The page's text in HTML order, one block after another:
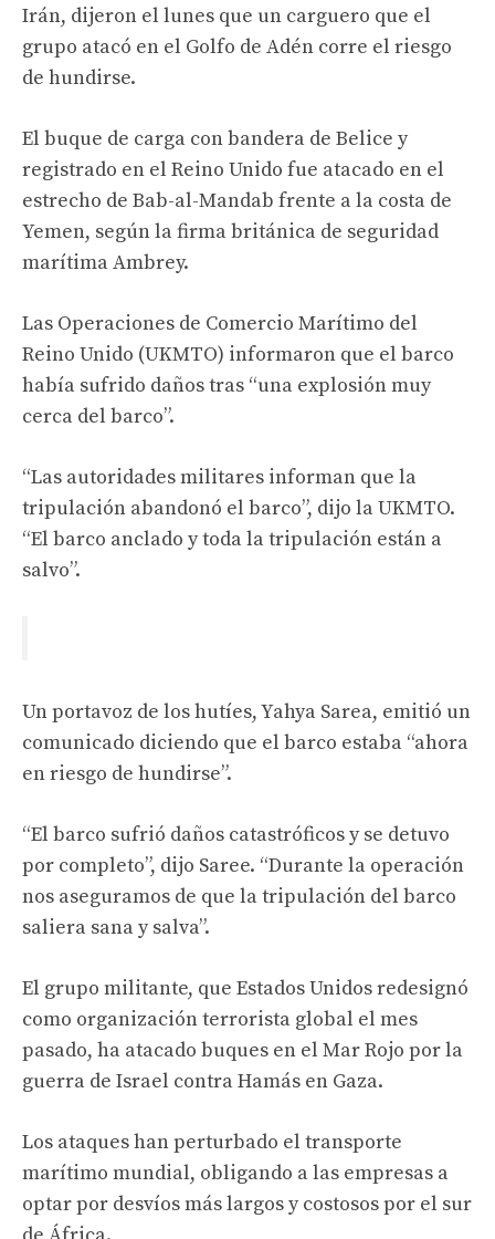
Irán, dijeron el lunes que un carguero que el
grupo atacó en el Golfo de Adén corre el riesgo
de hundirse.
El buque de carga con bandera de Belice y
registrado en el Reino Unido fue atacado en el
estrecho de Bab-al-Mandab frente a la costa de
Yemen, según la firma británica de seguridad
marítima Ambrey.
Las Operaciones de Comercio Marítimo del
Reino Unido (UKMTO) informaron que el barco
había sufrido daños tras “una explosión muy
cerca del barco”.
“Las autoridades militares informan que la
tripulación abandonó el barco”, dijo la UKMTO.
“El barco anclado y toda la tripulación están a
salvo”.
Un portavoz de los hutíes, Yahya Sarea, emitió un
comunicado diciendo que el barco estaba “ahora
en riesgo de hundirse”.
“El barco sufrió daños catastróficos y se detuvo
por completo”, dijo Saree. “Durante la operación
nos aseguramos de que la tripulación del barco
saliera sana y salva”.
El grupo militante, que Estados Unidos redesignó
como organización terrorista global el mes
pasado, ha atacado buques en el Mar Rojo por la
guerra de Israel contra Hamás en Gaza.
Los ataques han perturbado el transporte
marítimo mundial, obligando a las empresas a
optar por desvíos más largos y costosos por el sur